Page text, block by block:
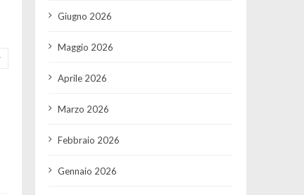
Giugno 2026
Maggio 2026
Aprile 2026
Marzo 2026
Febbraio 2026
Gennaio 2026